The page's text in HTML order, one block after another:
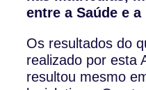
entre a Saúde e a
Os resultados do
realizado por esta
resultou mesmo